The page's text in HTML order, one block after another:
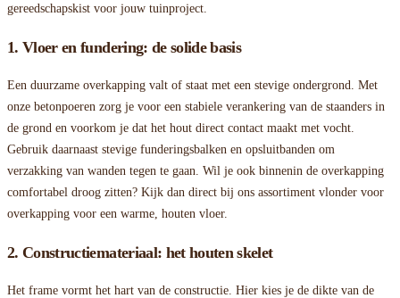
gereedschapskist voor jouw tuinproject.
1. Vloer en fundering: de solide basis
Een duurzame overkapping valt of staat met een stevige ondergrond. Met
onze betonpoeren zorg je voor een stabiele verankering van de staanders in
de grond en voorkom je dat het hout direct contact maakt met vocht.
Gebruik daarnaast stevige funderingsbalken en opsluitbanden om
verzakking van wanden tegen te gaan. Wil je ook binnenin de overkapping
comfortabel droog zitten? Kijk dan direct bij ons assortiment vlonder voor
overkapping voor een warme, houten vloer.
2. Constructiemateriaal: het houten skelet
Het frame vormt het hart van de constructie. Hier kies je de dikte van de